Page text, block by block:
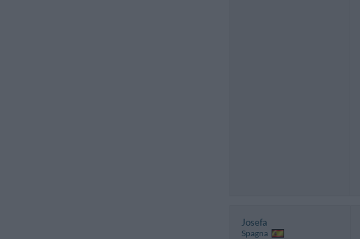
Josefa
Spagna